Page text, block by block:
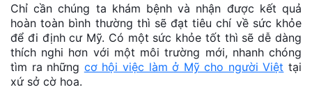
Chỉ cần chúng ta khám bệnh và nhận được kết quả
hoàn toàn bình thường thì sẽ đạt tiêu chí về sức khỏe
để đi định cư Mỹ. Có một sức khỏe tốt thì sẽ dễ dàng
thích nghi hơn với một môi trường mới, nhanh chóng
tìm ra những cơ hội việc làm ở Mỹ cho người Việt tại
xứ sở cờ hoa.